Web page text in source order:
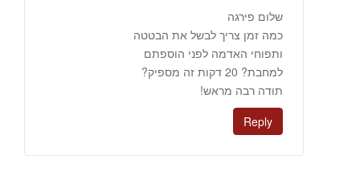
שלום פירגה
כמה זמן צריך לבשל את הבטטה
ותפוחי האדמה לפני הוספתם
למחבת? 20 דקות זה מספיק?
תודה רבה מראש!
Reply